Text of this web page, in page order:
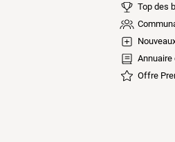
Top des
Annuaire
Offre